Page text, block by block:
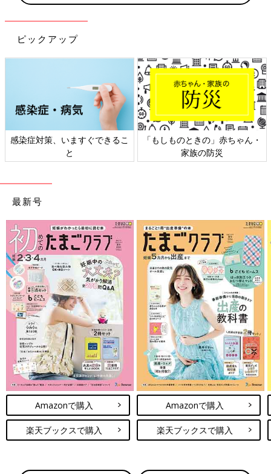
ピックアップ
ものときの」赤ちゃん・
日本外来小児科学会リーフレッ
ト検討会
六星
最新号
Amazonで購入
楽天ブックスで購入
Amazonで購入
楽天ブックスで購入